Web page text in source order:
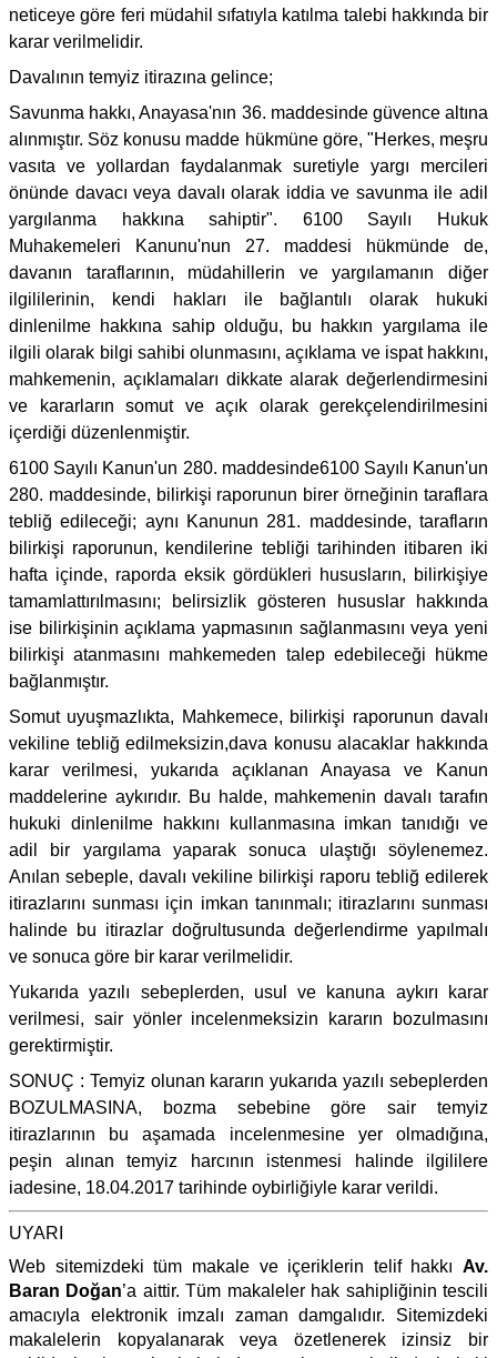
neticeye göre feri müdahil sıfatıyla katılma talebi hakkında bir
karar verilmelidir.
Davalının temyiz itirazına gelince;
Savunma hakkı, Anayasa'nın 36. maddesinde güvence altına
alınmıştır. Söz konusu madde hükmüne göre, "Herkes, meşru
vasıta ve yollardan faydalanmak suretiyle yargı mercileri
önünde davacı veya davalı olarak iddia ve savunma ile adil
yargılanma hakkına sahiptir". 6100 Sayılı Hukuk
Muhakemeleri Kanunu'nun 27. maddesi hükmünde de,
davanın taraflarının, müdahillerin ve yargılamanın diğer
ilgililerinin, kendi hakları ile bağlantılı olarak hukuki
dinlenilme hakkına sahip olduğu, bu hakkın yargılama ile
ilgili olarak bilgi sahibi olunmasını, açıklama ve ispat hakkını,
mahkemenin, açıklamaları dikkate alarak değerlendirmesini
ve kararların somut ve açık olarak gerekçelendirilmesini
içerdiği düzenlenmiştir.
6100 Sayılı Kanun'un 280. maddesinde6100 Sayılı Kanun'un
280. maddesinde, bilirkişi raporunun birer örneğinin taraflara
tebliğ edileceği; aynı Kanunun 281. maddesinde, tarafların
bilirkişi raporunun, kendilerine tebliği tarihinden itibaren iki
hafta içinde, raporda eksik gördükleri hususların, bilirkişiye
tamamlattırılmasını; belirsizlik gösteren hususlar hakkında
ise bilirkişinin açıklama yapmasının sağlanmasını veya yeni
bilirkişi atanmasını mahkemeden talep edebileceği hükme
bağlanmıştır.
Somut uyuşmazlıkta, Mahkemece, bilirkişi raporunun davalı
vekiline tebliğ edilmeksizin,dava konusu alacaklar hakkında
karar verilmesi, yukarıda açıklanan Anayasa ve Kanun
maddelerine aykırıdır. Bu halde, mahkemenin davalı tarafın
hukuki dinlenilme hakkını kullanmasına imkan tanıdığı ve
adil bir yargılama yaparak sonuca ulaştığı söylenemez.
Anılan sebeple, davalı vekiline bilirkişi raporu tebliğ edilerek
itirazlarını sunması için imkan tanınmalı; itirazlarını sunması
halinde bu itirazlar doğrultusunda değerlendirme yapılmalı
ve sonuca göre bir karar verilmelidir.
Yukarıda yazılı sebeplerden, usul ve kanuna aykırı karar
verilmesi, sair yönler incelenmeksizin kararın bozulmasını
gerektirmiştir.
SONUÇ : Temyiz olunan kararın yukarıda yazılı sebeplerden
BOZULMASINA, bozma sebebine göre sair temyiz
itirazlarının bu aşamada incelenmesine yer olmadığına,
peşin alınan temyiz harcının istenmesi halinde ilgililere
iadesine, 18.04.2017 tarihinde oybirliğiyle karar verildi.
UYARI
Web sitemizdeki tüm makale ve içeriklerin telif hakkı Av.
Baran Doğan’a aittir. Tüm makaleler hak sahipliğinin tescili
amacıyla elektronik imzalı zaman damgalıdır. Sitemizdeki
makalelerin kopyalanarak veya özetlenerek izinsiz bir